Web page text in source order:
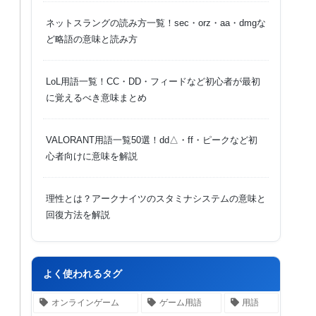
ネットスラングの読み方一覧！sec・orz・aa・dmgな
ど略語の意味と読み方
LoL用語一覧！CC・DD・フィードなど初心者が最初
に覚えるべき意味まとめ
VALORANT用語一覧50選！dd△・ff・ピークなど初
心者向けに意味を解説
理性とは？アークナイツのスタミナシステムの意味と
回復方法を解説
よく使われるタグ
オンラインゲーム ゲーム用語 用語